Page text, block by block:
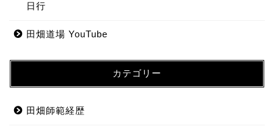
日行
田畑道場 YouTube
カテゴリー
田畑師範経歴